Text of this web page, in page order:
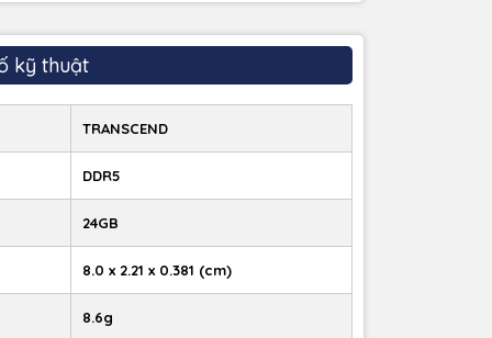
kỹ thuật
TRANSCEND
DDR5
24GB
8.0 x 2.21 x 0.381 (cm)
8.6g